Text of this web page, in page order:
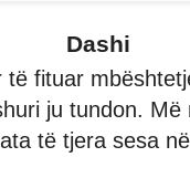
Dashi
të fituar
ju tundon.
të tjera sesa